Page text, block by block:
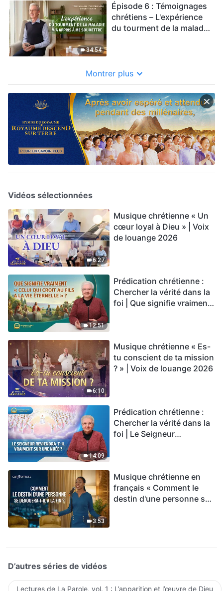
34:54
Épisode 6 : Témoignages
chrétiens – L'expérience
du tourment de la maladie
Montrer plus
Vidéos sélectionnées
6:27
Musique chrétienne « Un
cœur loyal à Dieu » | Voix
de louange 2026
12:51
Prédication chrétienne :
Chercher la vérité dans la
foi | Que signifie vraiment
6:10
Musique chrétienne « Es-
tu conscient de ta mission
? » | Voix de louange 2026
14:09
Prédication chrétienne :
Chercher la vérité dans la
foi | Le Seigneur
3:53
Musique chrétienne en
français « Comment le
destin d'une personne se
D’autres séries de vidéos
Lectures de La Parole, vol. 1 : L’apparition et l’œuvre de Dieu